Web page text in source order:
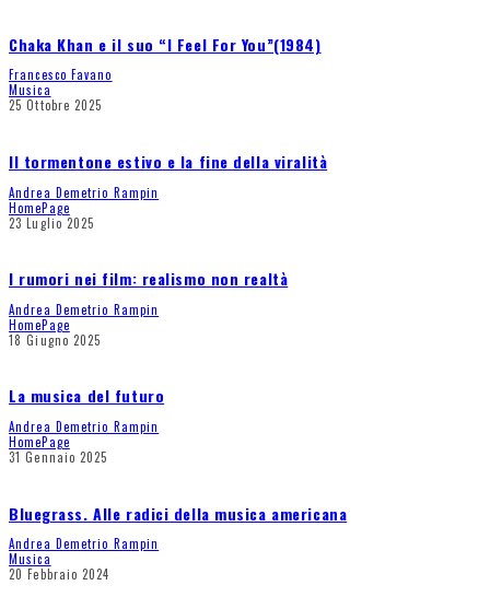
Chaka Khan e il suo “I Feel For You”(1984)
Francesco Favano
Musica
25 Ottobre 2025
Il tormentone estivo e la fine della viralità
Andrea Demetrio Rampin
HomePage
23 Luglio 2025
I rumori nei film: realismo non realtà
Andrea Demetrio Rampin
HomePage
18 Giugno 2025
La musica del futuro
Andrea Demetrio Rampin
HomePage
31 Gennaio 2025
Bluegrass. Alle radici della musica americana
Andrea Demetrio Rampin
Musica
20 Febbraio 2024